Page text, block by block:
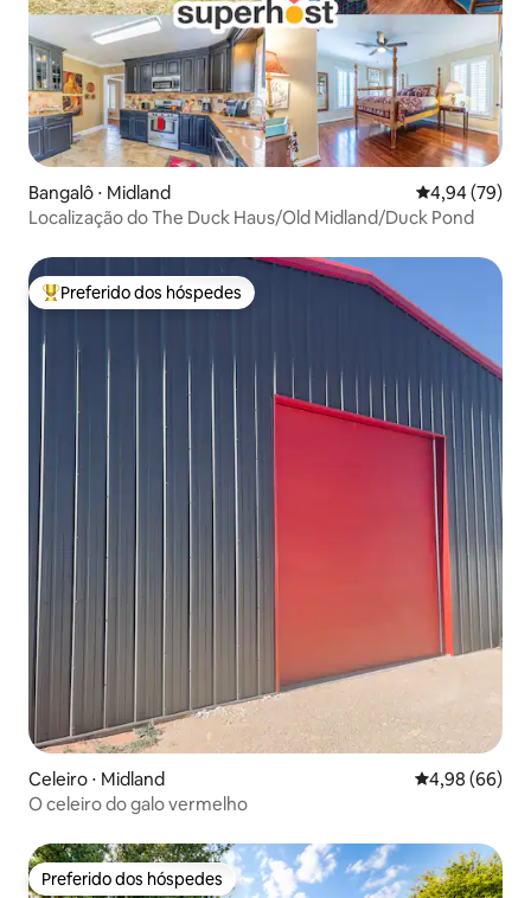
Bangalô ⋅ Midland 4,94 de uma
4,94 (79)
Localização do The Duck Haus/Old Midland/Duck Pond
Entre os melhores preferidos dos hóspedes
Preferido dos hóspedes
Celeiro ⋅ Midland 4,98 de uma
4,98 (66)
O celeiro do galo vermelho
Preferido dos hóspedes
Preferido dos hóspedes